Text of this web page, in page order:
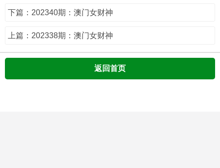
下篇：202340期：澳门女财神
上篇：202338期：澳门女财神
返回首页